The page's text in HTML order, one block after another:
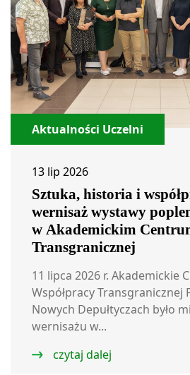
Aktualności Uczelni
13 lip 2026
Sztuka, historia i
wernisaż wystawy
w Akademickim
Transgranicznej
11 lipca 2026 r. Akademickie
Współpracy Transgranicznej
Nowych Depułtyczach było
wernisażu w...
czytaj dalej